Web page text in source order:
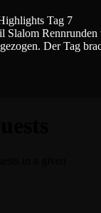
Tag 7
Slalom Rennrunden
Der Tag